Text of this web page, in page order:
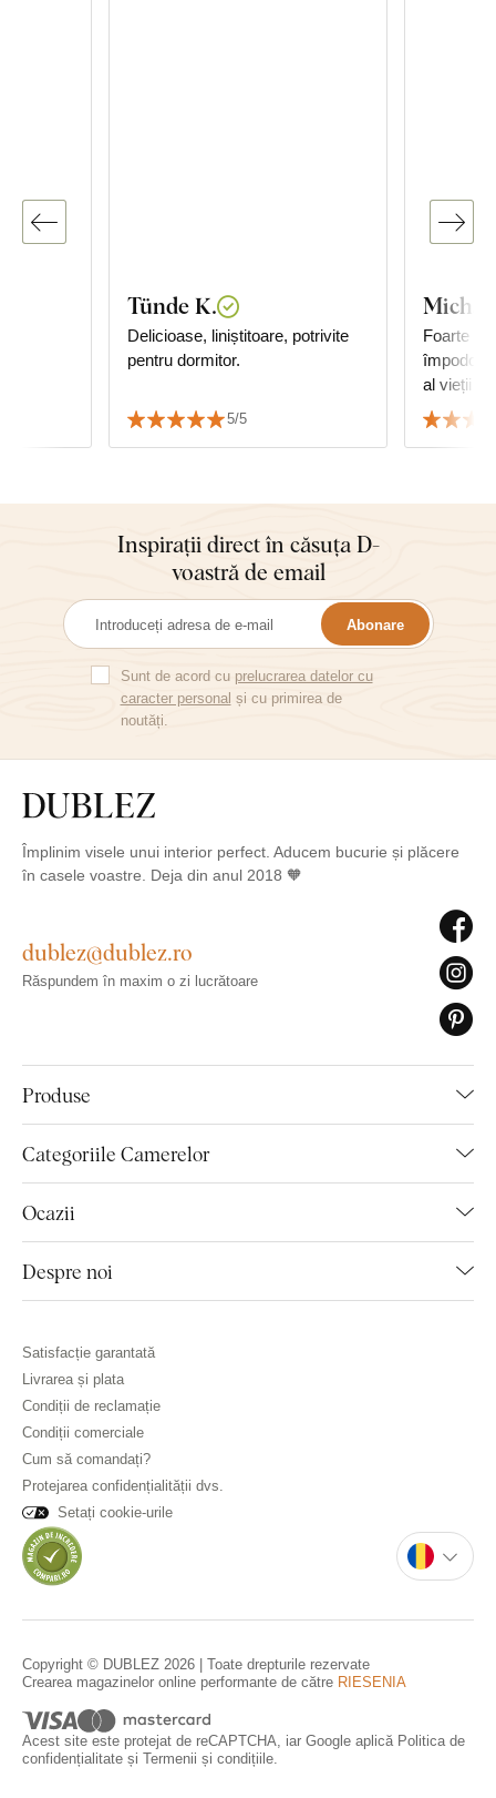
Tünde K.
Delicioase, liniștitoare, potrivite
pentru dormitor.
5/5
Michal
Foarte
al vieții și
el. După
unei mici
cu
frumoase
grijă. Nu
Inspirații direct în căsuța D-
voastră de email
Abonare
Sunt de acord cu prelucrarea datelor cu
caracter personal și cu primirea de
noutăți.
Împlinim visele unui interior perfect. Aducem bucurie și plăcere
în casele voastre. Deja din anul 2018 🧡
Produse
Categoriile Camerelor
Ocazii
Despre noi
dublez@dublez.ro
Răspundem în maxim o zi lucrătoare
Satisfacție garantată
Livrarea și plata
Condiții de reclamație
Condiții comerciale
Cum să comandați?
Protejarea confidențialității dvs.
Setați cookie-urile
Copyright © DUBLEZ 2026 | Toate drepturile rezervate
Crearea magazinelor online performante de către RIESENIA
Acest site este protejat de reCAPTCHA, iar Google aplică Politica de
confidențialitate și Termenii și condițiile.